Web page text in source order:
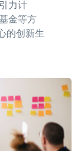
力计
金等方
的创新生